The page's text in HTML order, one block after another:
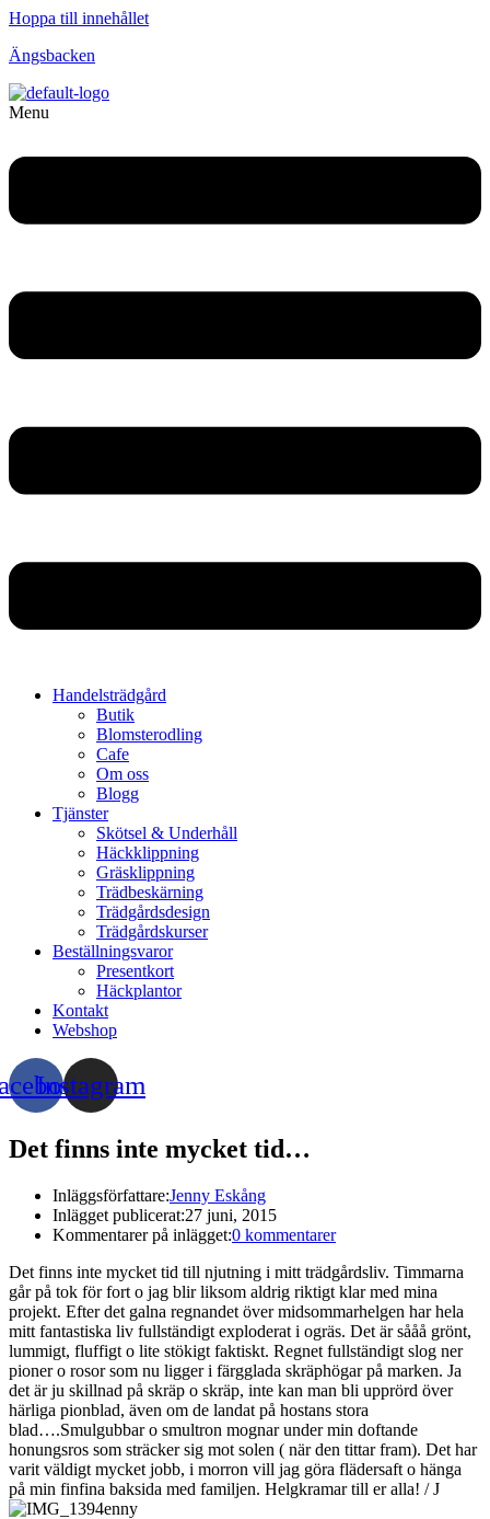
Hoppa till innehållet
Ängsbacken
Menu
Handelsträdgård
Butik
Blomsterodling
Cafe
Om oss
Blogg
Tjänster
Skötsel & Underhåll
Häckklippning
Gräsklippning
Trädbeskärning
Trädgårdsdesign
Trädgårdskurser
Beställningsvaror
Presentkort
Häckplantor
Kontakt
Webshop
Instagram
Det finns inte mycket tid…
Inläggsförfattare:Jenny Eskång
Inlägget publicerat:27 juni, 2015
Kommentarer på inlägget:0 kommentarer
Det finns inte mycket tid till njutning i mitt trädgårdsliv. Timmarna
går på tok för fort o jag blir liksom aldrig riktigt klar med mina
projekt. Efter det galna regnandet över midsommarhelgen har hela
mitt fantastiska liv fullständigt exploderat i ogräs. Det är sååå grönt,
lummigt, fluffigt o lite stökigt faktiskt. Regnet fullständigt slog ner
pioner o rosor som nu ligger i färgglada skräphögar på marken. Ja
det är ju skillnad på skräp o skräp, inte kan man bli upprörd över
härliga pionblad, även om de landat på hostans stora
blad….Smulgubbar o smultron mognar under min doftande
honungsros som sträcker sig mot solen ( när den tittar fram). Det har
varit väldigt mycket jobb, i morron vill jag göra flädersaft o hänga
på min finfina baksida med familjen. Helgkramar till er alla! / J
enny